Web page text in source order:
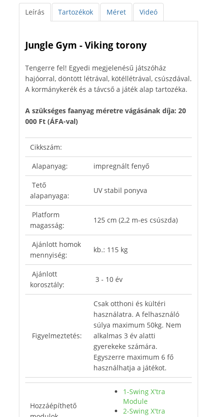
Leírás Tartozékok Méret Videó
Jungle Gym - Viking torony
Tengerre fel! Egyedi megjelenésű játszóház
hajóorral, döntött létrával, kötéllétrával, csúszdával.
A kormánykerék és a távcső a játék alap tartozéka.
A szükséges faanyag méretre vágásának díja: 20
000 Ft (ÁFA-val)
Cikkszám:
Alapanyag: impregnált fenyő
Tető
alapanyaga:
UV stabil ponyva
Platform
magasság:
125 cm (2,2 m-es csúszda)
Ajánlott homok
mennyiség:
kb.: 115 kg
Ajánlott
korosztály:
3 - 10 év
Figyelmeztetés:
Csak otthoni és kültéri
használatra. A felhasználó
súlya maximum 50kg. Nem
alkalmas 3 év alatti
gyerekeke számára.
Egyszerre maximum 6 fő
használhatja a játékot.
Hozzáépíthető
1-Swing X'tra
Module
2-Swing X'tra